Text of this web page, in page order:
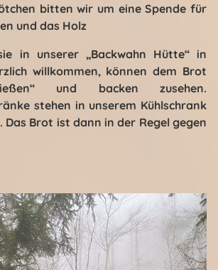
bitten wir um eine Spende für
und das Holz
in unserer „Backwahn Hütte“ in
willkommen, können dem Brot
und backen zusehen.
stehen in unserem Kühlschrank
. Das Brot ist dann in der Regel gegen